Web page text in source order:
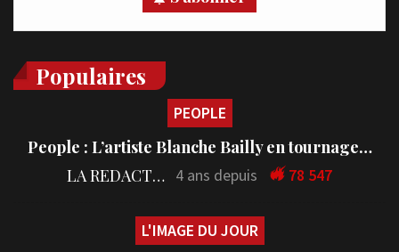
Populaires
PEOPLE
People : L’artiste Blanche Bailly en tournage…
LA REDACTION 4 ans depuis 78 547
L'IMAGE DU JOUR